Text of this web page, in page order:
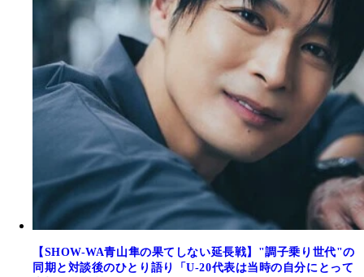
【SHOW-WA青山隼の果てしない延長戦】"調子乗り世代"の
同期と対談後のひとり語り「U-20代表は当時の自分にとって